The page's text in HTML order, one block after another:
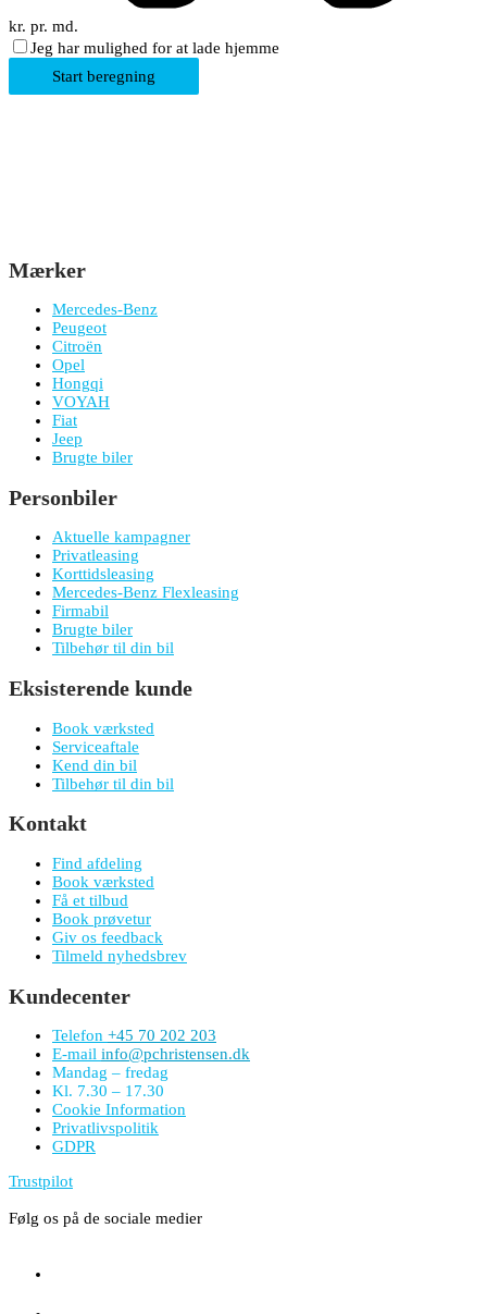
kr. pr. md.
Jeg har mulighed for at lade hjemme
Start beregning
Mærker
Mercedes-Benz
Peugeot
Citroën
Opel
Hongqi
VOYAH
Fiat
Jeep
Brugte biler
Personbiler
Aktuelle kampagner
Privatleasing
Korttidsleasing
Mercedes-Benz Flexleasing
Firmabil
Brugte biler
Tilbehør til din bil
Eksisterende kunde
Book værksted
Serviceaftale
Kend din bil
Tilbehør til din bil
Kontakt
Find afdeling
Book værksted
Få et tilbud
Book prøvetur
Giv os feedback
Tilmeld nyhedsbrev
Kundecenter
Telefon +45 70 202 203
E-mail info@pchristensen.dk
Mandag – fredag
Kl. 7.30 – 17.30
Cookie Information
Privatlivspolitik
GDPR
Trustpilot
Følg os på de sociale medier